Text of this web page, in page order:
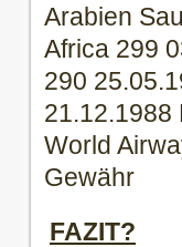
Arabien
Africa 299
290
21.12.1988
World
Gewähr
FAZIT?